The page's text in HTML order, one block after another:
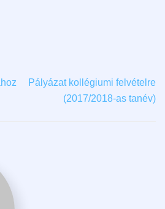
Pályázat kollégiumi felvételre
(2017/2018-as tanév)